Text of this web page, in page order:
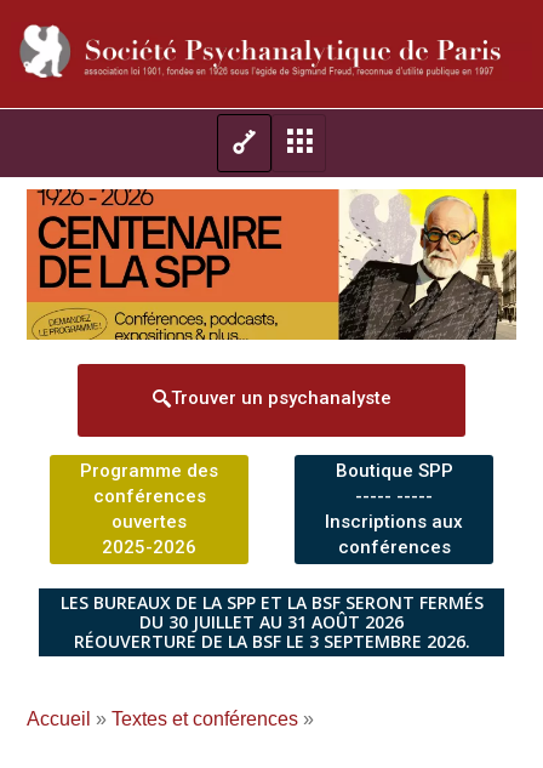
Trouver un psychanalyste
Programme des
conférences
ouvertes
2025-2026
Boutique SPP
----- -----
Inscriptions aux
conférences
LES BUREAUX DE LA SPP ET LA BSF SERONT FERMÉS
DU 30 JUILLET AU 31 AOÛT 2026
RÉOUVERTURE DE LA BSF LE 3 SEPTEMBRE 2026.
Accueil » Textes et conférences »